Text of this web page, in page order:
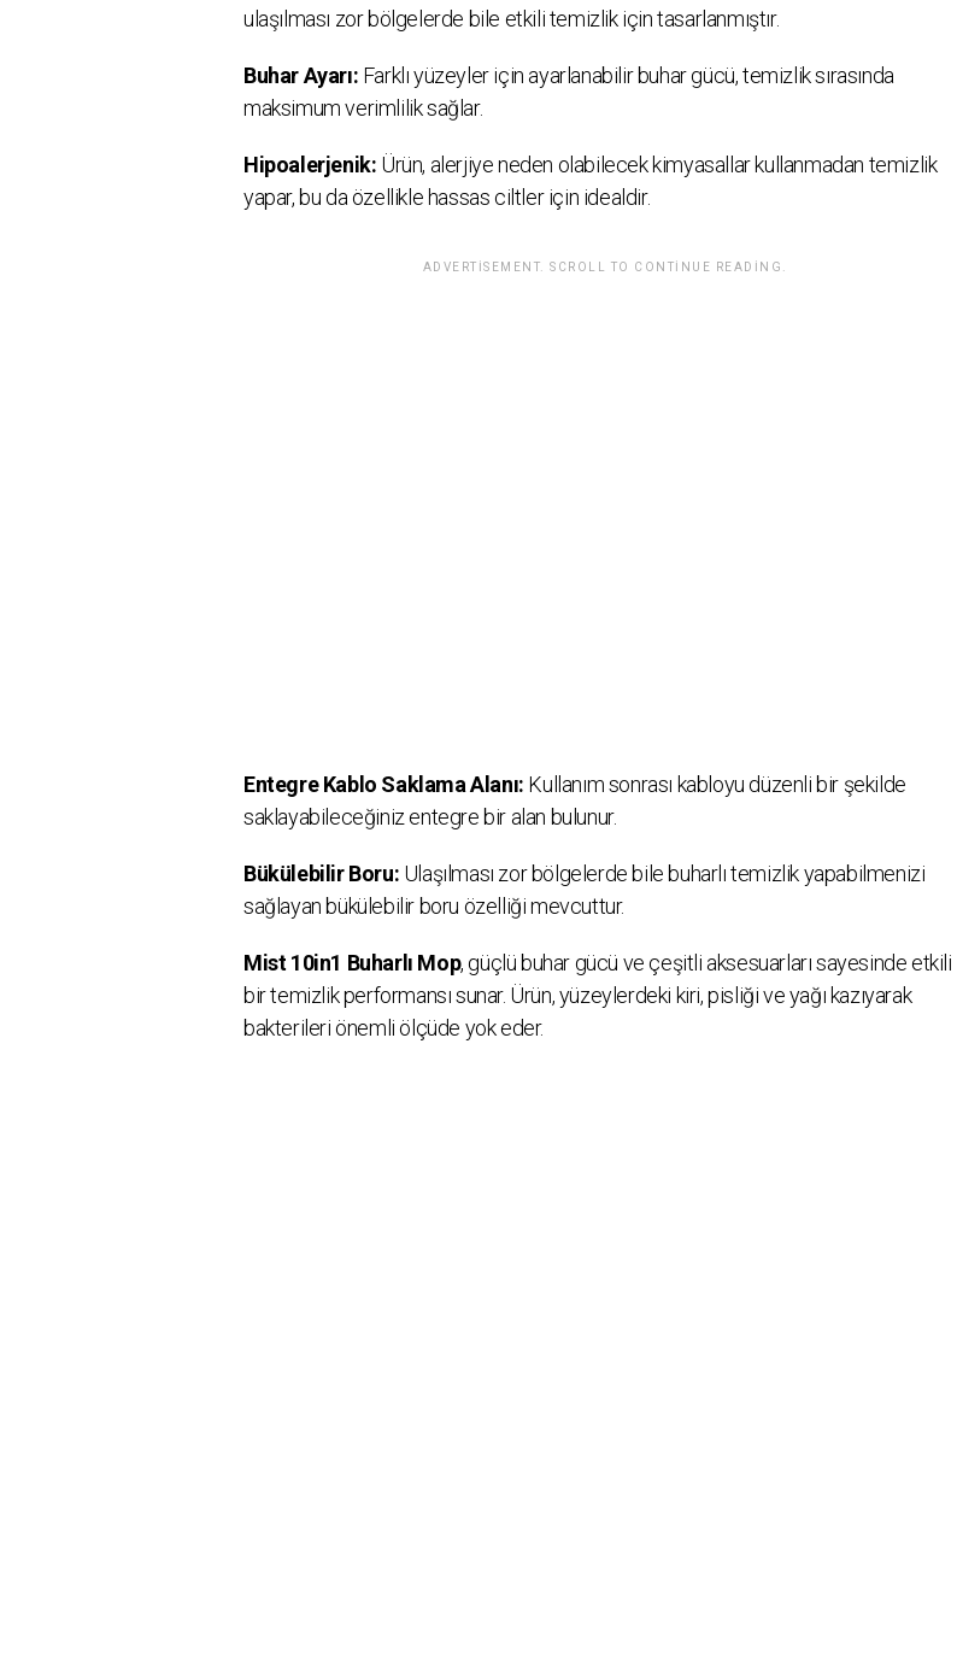
ulaşılması zor bölgelerde bile etkili temizlik için tasarlanmıştır.
Buhar Ayarı: Farklı yüzeyler için ayarlanabilir buhar gücü, temizlik sırasında
maksimum verimlilik sağlar.
Hipoalerjenik: Ürün, alerjiye neden olabilecek kimyasallar kullanmadan temizlik
yapar, bu da özellikle hassas ciltler için idealdir.
ADVERTISEMENT. SCROLL TO CONTINUE READING.
Entegre Kablo Saklama Alanı: Kullanım sonrası kabloyu düzenli bir şekilde
saklayabileceğiniz entegre bir alan bulunur.
Bükülebilir Boru: Ulaşılması zor bölgelerde bile buharlı temizlik yapabilmenizi
sağlayan bükülebilir boru özelliği mevcuttur.
Mist 10in1 Buharlı Mop, güçlü buhar gücü ve çeşitli aksesuarları sayesinde etkili
bir temizlik performansı sunar. Ürün, yüzeylerdeki kiri, pisliği ve yağı kazıyarak
bakterileri önemli ölçüde yok eder.